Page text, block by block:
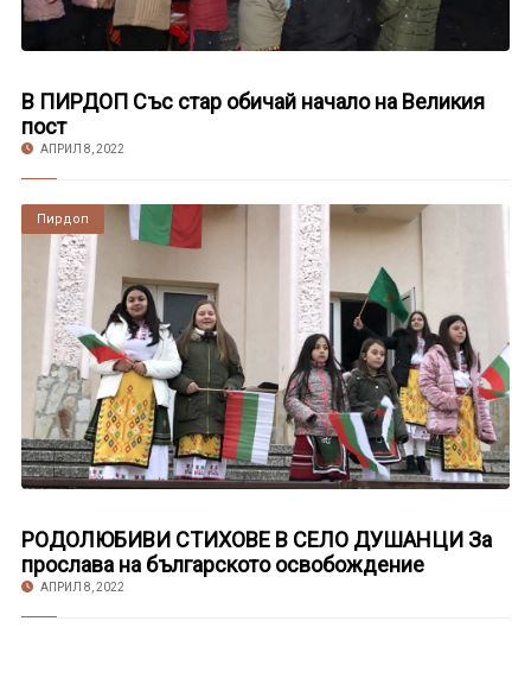
В ПИРДОП Със стар обичай начало на Великия
пост
АПРИЛ 8, 2022
Пирдоп
РОДОЛЮБИВИ СТИХОВЕ В СЕЛО ДУШАНЦИ За
прослава на българското освобождение
АПРИЛ 8, 2022